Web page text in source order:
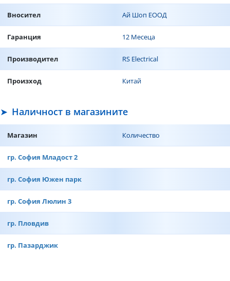
Вносител Ай Шоп ЕООД
Гаранция 12 Месеца
Производител RS Electrical
Произход Китай
Наличност в магазините
Магазин Количество
гр. София Младост 2
гр. София Южен парк
гр. София Люлин 3
гр. Пловдив
гр. Пазарджик